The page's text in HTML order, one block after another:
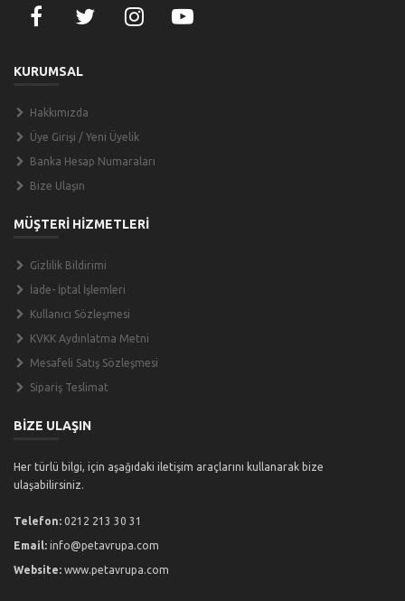
KURUMSAL
Hakkımızda
Üye Girişi / Yeni Üyelik
Banka Hesap Numaraları
Bize Ulaşın
MÜŞTERİ HİZMETLERİ
Gizlilik Bildirimi
İade- İptal İşlemleri
Kullanıcı Sözleşmesi
KVKK Aydınlatma Metni
Mesafeli Satış Sözleşmesi
Sipariş Teslimat
BİZE ULAŞIN
Her türlü bilgi, için aşağıdaki iletişim araçlarını kullanarak bize
ulaşabilirsiniz.
Telefon: 0212 213 30 31
Email: info@petavrupa.com
Website: www.petavrupa.com